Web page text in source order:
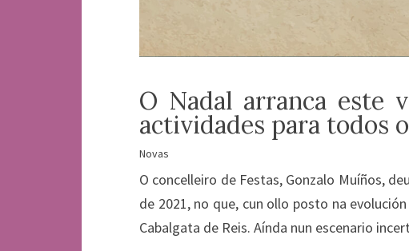
O Nadal arranca este
actividades para todos
Novas
O concelleiro de Festas, Gonzalo Muíños,
de 2021, no que, cun ollo posto na
Cabalgata de Reis. Aínda nun escenario